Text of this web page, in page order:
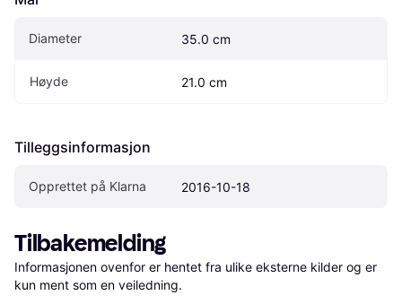
Diameter 35.0 cm
Høyde 21.0 cm
Tilleggsinformasjon
Opprettet på Klarna 2016-10-18
Tilbakemelding
Informasjonen ovenfor er hentet fra ulike eksterne kilder og er
kun ment som en veiledning.